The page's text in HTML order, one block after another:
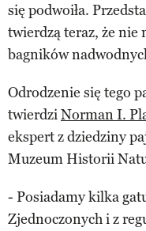
się podwoiła.
twierdzą teraz, że nie
bagników
Odrodzenie się tego
twierdziNorman I.
ekspert z dziedziny
Muzeum Historii
- Posiadamy kilka
Zjednoczonych i z